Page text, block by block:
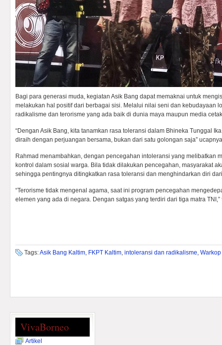
Bagi para generasi muda, kegiatan Asik Bang dapat memaknai untuk
melakukan hal positif dari berbagai sisi. Melalui nilai seni dan kebudayaan
radikalisme dan terorisme yang ada baik di dunia maya maupun media
“Dengan Asik Bang, kita tanamkan rasa toleransi dalam Bhineka Tunggal
diraih dengan perjuangan bersama, bukan dari satu golongan saja”
Rahmad menambahkan, dengan pencegahan intoleransi yang melibatkan
kontrol dalam sosial warga. Bila tidak dilakukan pencegahan, masyarakat
sehingga pentingnya ditingkatkan rasa toleransi dan menghindarkan diri
“Terorisme tidak mengenal agama, saat ini program pencegahan
elemen yang ada di negara. Dengan satgas yang terdiri dari tiga matra
Tags:Asik Bang Kaltim, FKPT Kaltim, intoleransi dan radikalisme,
VivaBorneo
Artikel